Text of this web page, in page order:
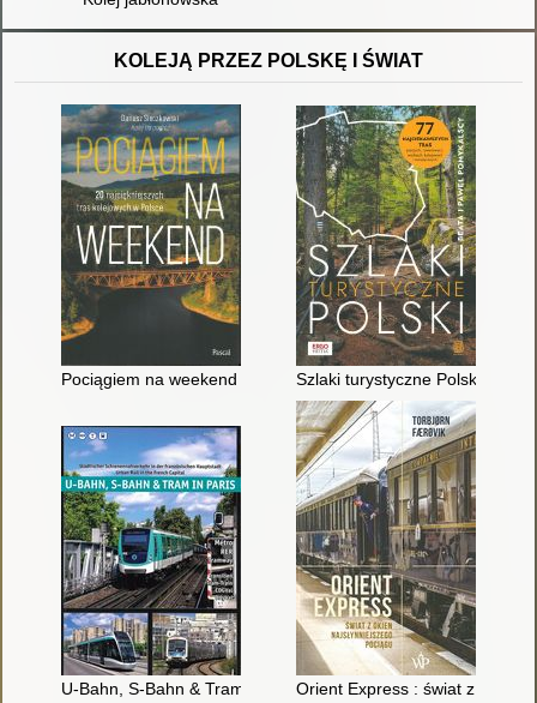
KOLEJĄ PRZEZ POLSKĘ I ŚWIAT
Pociągiem na weekend : 20 najpiękniejszych tras kolejowych
Szlaki turystyczne Polski
U-Bahn, S-Bahn & Tram in Paris : städtischerOrient Express : świat z okien